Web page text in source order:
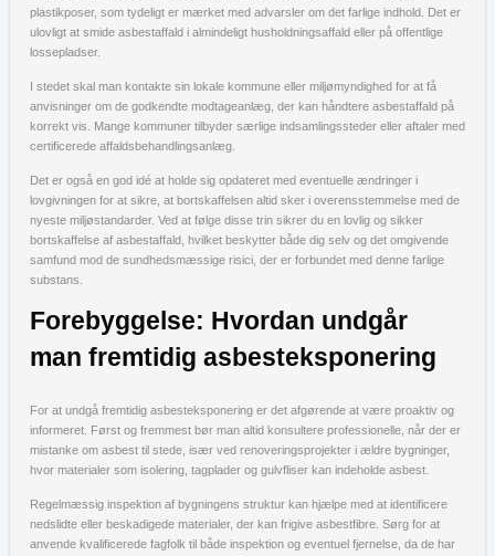
plastikposer, som tydeligt er mærket med advarsler om det farlige indhold. Det er
ulovligt at smide asbestaffald i almindeligt husholdningsaffald eller på offentlige
lossepladser.
I stedet skal man kontakte sin lokale kommune eller miljømyndighed for at få
anvisninger om de godkendte modtageanlæg, der kan håndtere asbestaffald på
korrekt vis. Mange kommuner tilbyder særlige indsamlingssteder eller aftaler med
certificerede affaldsbehandlingsanlæg.
Det er også en god idé at holde sig opdateret med eventuelle ændringer i
lovgivningen for at sikre, at bortskaffelsen altid sker i overensstemmelse med de
nyeste miljøstandarder. Ved at følge disse trin sikrer du en lovlig og sikker
bortskaffelse af asbestaffald, hvilket beskytter både dig selv og det omgivende
samfund mod de sundhedsmæssige risici, der er forbundet med denne farlige
substans.
Forebyggelse: Hvordan undgår
man fremtidig asbesteksponering
For at undgå fremtidig asbesteksponering er det afgørende at være proaktiv og
informeret. Først og fremmest bør man altid konsultere professionelle, når der er
mistanke om asbest til stede, især ved renoveringsprojekter i ældre bygninger,
hvor materialer som isolering, tagplader og gulvfliser kan indeholde asbest.
Regelmæssig inspektion af bygningens struktur kan hjælpe med at identificere
nedslidte eller beskadigede materialer, der kan frigive asbestfibre. Sørg for at
anvende kvalificerede fagfolk til både inspektion og eventuel fjernelse, da de har